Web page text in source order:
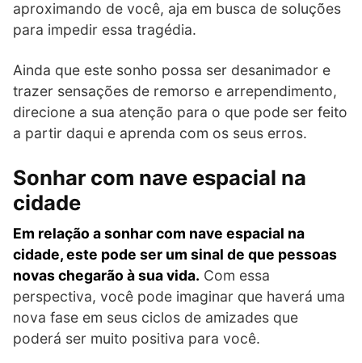
aproximando de você, aja em busca de soluções
para impedir essa tragédia.
Ainda que este sonho possa ser desanimador e
trazer sensações de remorso e arrependimento,
direcione a sua atenção para o que pode ser feito
a partir daqui e aprenda com os seus erros.
Sonhar com nave espacial na
cidade
Em relação a sonhar com nave espacial na
cidade, este pode ser um sinal de que pessoas
novas chegarão à sua vida. Com essa
perspectiva, você pode imaginar que haverá uma
nova fase em seus ciclos de amizades que
poderá ser muito positiva para você.